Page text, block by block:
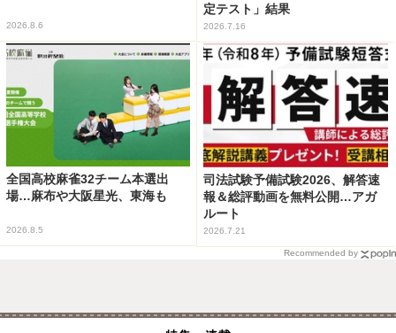
2026.8.6
定テスト」結果
2026.7.16
全国高校麻雀32チーム本選出
場…麻布や大阪星光、東海も
2026.8.5
司法試験予備試験2026、解答速
報＆総評動画を無料公開…アガ
ルート
2026.7.21
Recommended by